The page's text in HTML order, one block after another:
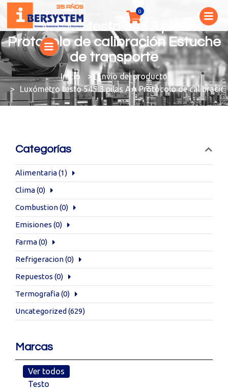
Luxómetro testo 545 3 pilas AA
Protocolo de calibración Estuche
de transporte
You are here:
Envío del producto
Luxómetro testo 545 3 pilas AA Protocolo de
Categorías
Alimentaria(1)
Clima(0)
Combustion(0)
Emisiones (0)
Farma(0)
Refrigeracion(0)
Repuestos (0)
Termografia(0)
Uncategorized (629)
Marcas
Ver todos
Testo